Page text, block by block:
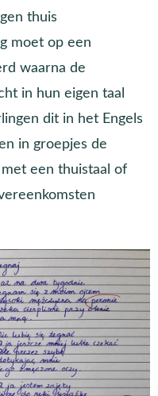
thuis
moet op een
waarna de
in hun eigen taal
dit in het Engels
in groepjes de
een thuistaal of